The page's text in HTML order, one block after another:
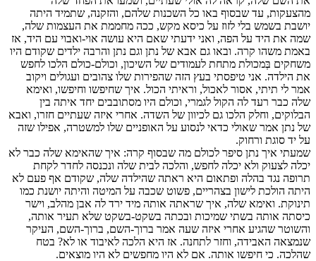
מהצעקות, עד שבסוף באו כל השכנות שלהם, והזקנה, שתמיד היתה
יושבת בשמש בלי לזוז על כיסא מקש, ככה מחממת את העצמות שלה,
שמה את היד על הפה, ואני ידעתי שאם היא עושה אוי-ואבוי עם היד, אז
באמת משהו קרה. ובאו גם אבא של נתן וגם נתן והרבה ילדים שקודם היו
משחקים בְּמכולת מתחת לעמודים של השיכון, וכולם-כולם הלכו לחפש
את הילדה. אני טיפסתי בעץ הזה שהפירות שלו צהובים ועגולים ויקוב
אמר לי תיתי, אסור לאכול, וראיתי הכול. איך שחיפשו וחיפשו, ואימא
שלה כבר רעד לה הקול לגמרי, וכולם היו מסתובבים יחד איתה בין
הבלוקים, וחלק הלכו גם לכיוון של השדה. אחרי איזה שעתיים חזרו, ואבא
של נתן אמר שאולי כדאי לנסוע על האופניים שלו למשטרה, אפילו שזה
על יד סוגת ורחוק.
שמעתי איך נתן סיפר לכולם מה שבסוף קרה: איך שהאימא שלה כבר לא
יכלה לצעוק ולא יכלה לחפש, והלכה לבית שלה ונכנסה לחדר לקחת
תרופה נגד בהלה ופתאום היא ראתה שהילדה שלה, שקודם אף פעם לא
היתה הולכת לישון בצהריים, פשוט שכבה על המיטה והיתה יושנת כמו
תינוקת. ואימא שלה, איך שראתה אותה מיד ירד לה אבן מהלב, וישר
כיסתה אותה בשתי שמיכות ובכתה בשקט-בשקט שלא תעיר אותה,
והשוטר שהגיע אחרי איזה שעה אמר ברוך-השם, ברוך-השם, העיקר
שנמצאה האבידה, וחזר לתחנה. אז היא הלכה לאיבוד או לא? בטח
שהלכה. כי חיפשו אותה. אם לא היו מחפשים לא היו מוצאים.